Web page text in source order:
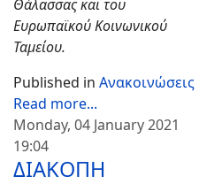
Θάλασσας και του
Ευρωπαϊκού Κοινωνικού
Ταμείου.
Published in Ανακοινώσεις
Read more...
Monday, 04 January 2021
19:04
ΔΙΑΚΟΠΗ